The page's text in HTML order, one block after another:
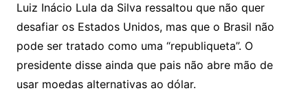
Luiz Inácio Lula da Silva ressaltou que não quer
desafiar os Estados Unidos, mas que o Brasil não
pode ser tratado como uma “republiqueta”. O
presidente disse ainda que pais não abre mão de
usar moedas alternativas ao dólar.